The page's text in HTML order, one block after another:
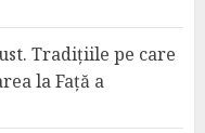
Tradițiile pe care
la Față a